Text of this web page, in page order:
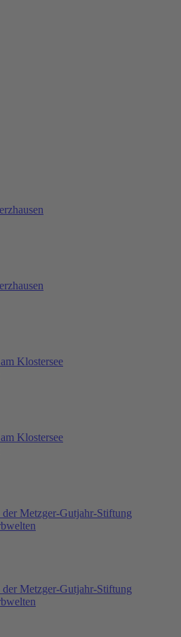
Klostersee
Klostersee
der Metzger-Gutjahr-Stiftung
der Metzger-Gutjahr-Stiftung